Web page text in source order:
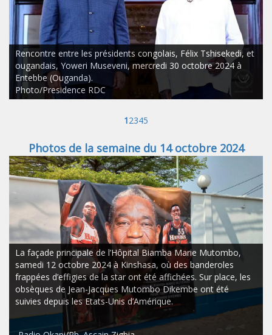
Rencontre entre les présidents congolais, Félix Tshisekedi, et
ougandais, Yoweri Museveni, mercredi 30 octobre 2024 à
Entebbe (Ouganda).
Photo/Presidence RDC
12345
Photos de la semaine du 14 octobre 2024
La façade principale de l’Hôpital Biamba Marie Mutombo,
samedi 12 octobre 2024 à Kinshasa, où des banderoles
frappées d’effigies de la star ont été affichées. Sur place, les
obsèques de Jean-Jacques Mutombo Dikembe ont été
suivies depuis les Etats-Unis d’Amérique.